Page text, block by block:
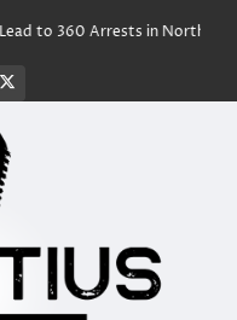
Arrests in Northern Cape